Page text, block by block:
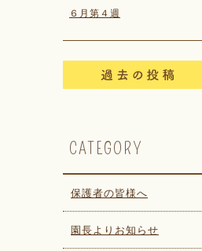
６月第４週
CATEGORY
保護者の皆様へ
園長よりお知らせ